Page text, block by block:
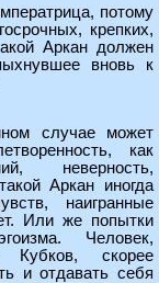
потому
крепких,
Аркан должен
вновь к
случае может
как
неверность,
Аркан иногда
наигранные
Или же попытки
Человек,
Кубков, скорее
и отдавать себя